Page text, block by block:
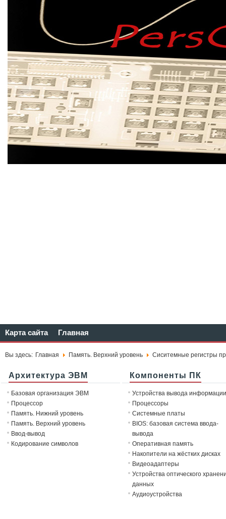
Карта сайта Главная
Вы здесь: Главная Память. Верхний уровень Сиситемные регистры
Архитектура ЭВМ
Базовая организация ЭВМ
Процессор
Память. Нижний уровень
Память. Верхний уровень
Ввод-вывод
Кодирование символов
Компоненты ПК
Устройства вывода информации
Процессоры
Системные платы
BIOS: базовая система ввода-
вывода
Оперативная память
Накопители на жёстких дисках
Видеоадаптеры
Устройства оптического
данных
Аудиоустройства